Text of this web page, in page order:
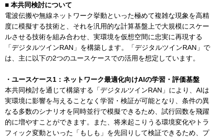
■ 本共同検討について
電波伝搬や無線ネットワーク挙動といった極めて複雑な現象を高精
度に模擬する技術と、それを汎用的な計算基盤上で大規模にスケー
ルさせる技術を組み合わせ、実環境を仮想空間に忠実に再現する
「デジタルツインRAN」を構築します。「デジタルツインRAN」で
は、主に以下の2つのユースケースでの活用を想定しています。
・ユースケース1：ネットワーク最適化向けAIの学習・評価基盤
本共同検討を通じて構築する「デジタルツインRAN」により、AIは
実環境に影響を与えることなく学習・検証が可能となり、条件の異
なる多数のシナリオを同時並行で模擬できるため、試行回数を飛躍
的に増やすことができます。また、将来起こりうる環境変化やトラ
フィック変動といった「もしも」を先回りして検証できるため、プ